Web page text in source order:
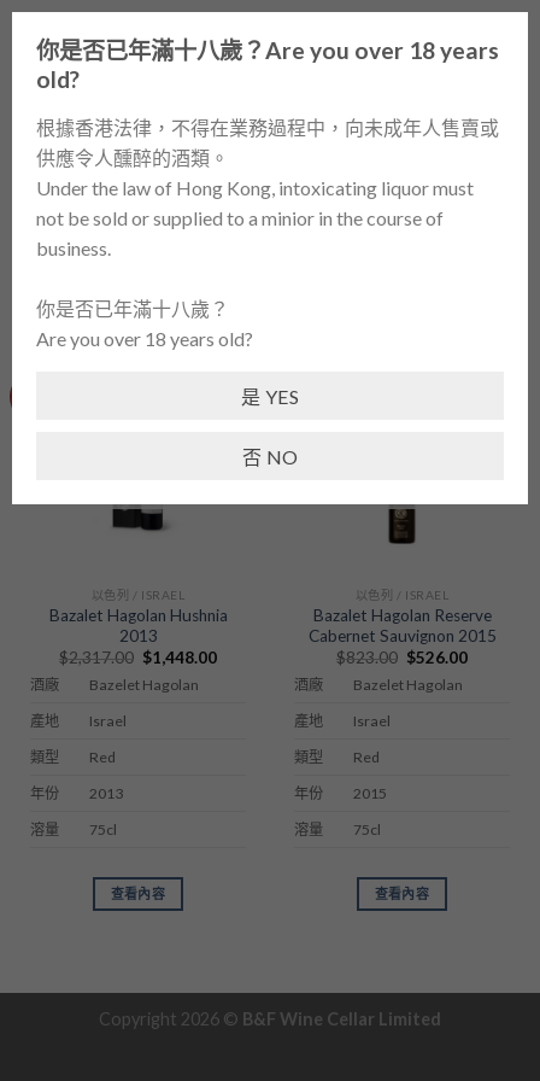
Skip
content
首頁 / 酒類產品 / WINES / 紅酒 / RED WINE / 以色列 /
篩選
以色列 / ISRAEL
Bazalet Hagolan Hushnia
2013
$2,317.00 Original
price
was:
$1,448.00Current
酒廠 Bazelet Hagolan
產地 Israel
類型 Red
年份 2013
溶量 75cl
查看內容
-36%
以色列 / ISRAEL
Bazalet Hagolan Reserve
Cabernet Sauvignon 2015
$823.00 Original
was:
$526.00Current
酒廠 Bazelet Hagolan
產地 Israel
類型 Red
年份 2015
溶量 75cl
查看內容
Copyright 2026 © B&F Wine Cellar Limited
你是否已年滿十八歲？Are you over 18 years
old?
根據香港法律，不得在業務過程中，向未成年人售賣或
供應令人醺醉的酒類。
Under the law of Hong Kong, intoxicating liquor must
not be sold or supplied to a minior in the course of
business.
你是否已年滿十八歲？
Are you over 18 years old?
是 YES
否 NO